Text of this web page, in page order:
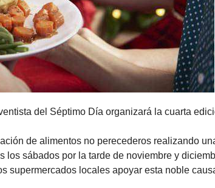
del Séptimo Día organizará la cuarta
de alimentos no perecederos realizando
los sábados por la tarde de noviembre y
supermercados locales apoyar esta noble